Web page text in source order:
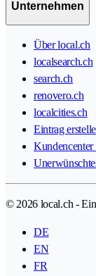
Unternehmen
Über local.ch
localsearch.ch
search.ch
renovero.ch
localcities.ch
Eintrag
Kundencenter
© 2026 local.ch -
DE
EN
FR